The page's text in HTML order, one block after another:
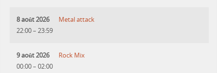
8 août 2026
22:00– 23:59
Metal attack
9 août 2026
00:00– 02:00
Rock Mix